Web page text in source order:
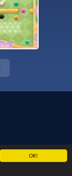
OK!